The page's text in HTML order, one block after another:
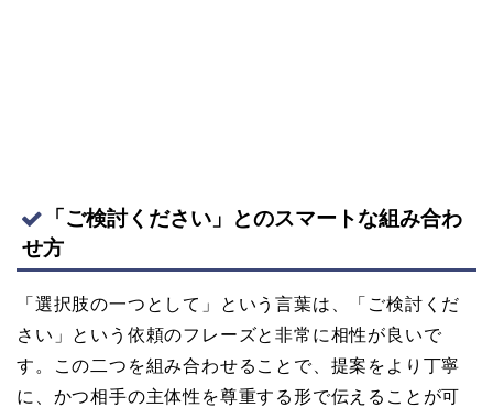
「ご検討ください」とのスマートな組み合わ
せ方
「選択肢の一つとして」という言葉は、「ご検討くだ
さい」という依頼のフレーズと非常に相性が良いで
す。この二つを組み合わせることで、提案をより丁寧
に、かつ相手の主体性を尊重する形で伝えることが可